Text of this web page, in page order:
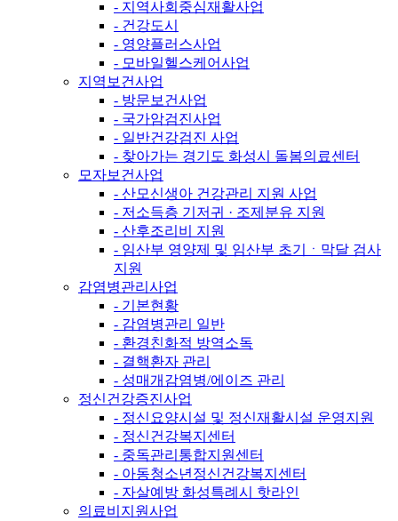
- 지역사회중심재활사업
- 건강도시
- 영양플러스사업
- 모바일헬스케어사업
지역보건사업
- 방문보건사업
- 국가암검진사업
- 일반건강검진 사업
- 찾아가는 경기도 화성시 돌봄의료센터
모자보건사업
- 산모신생아 건강관리 지원 사업
- 저소득층 기저귀 · 조제분유 지원
- 산후조리비 지원
- 임산부 영양제 및 임산부 초기ㆍ막달 검사
지원
감염병관리사업
- 기본현황
- 감염병관리 일반
- 환경친화적 방역소독
- 결핵환자 관리
- 성매개감염병/에이즈 관리
정신건강증진사업
- 정신요양시설 및 정신재활시설 운영지원
- 정신건강복지센터
- 중독관리통합지원센터
- 아동청소년정신건강복지센터
- 자살예방 화성특례시 핫라인
의료비지원사업